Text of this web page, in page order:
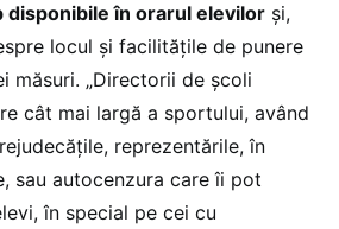
disponibile în orarul elevilor și,
locul și facilitățile de punere
măsuri. „Directorii de școli
cât mai largă a sportului, având
reprezentările, în
sau autocenzura care îi pot
în special pe cei cu